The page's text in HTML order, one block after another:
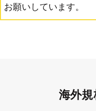
お願いしています。
海外